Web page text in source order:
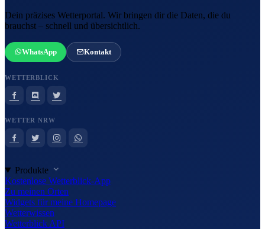
Dein präzises Wetterportal. Wir bringen dir die Daten, die du
brauchst – schnell und übersichtlich.
WhatsApp Kontakt
WETTERBLICK
WETTER NRW
Produkte
Kostenlose Wetterblick-App
Zu meinen Orten
Widgets für meine Homepage
Wetterwissen
Wetterblick API